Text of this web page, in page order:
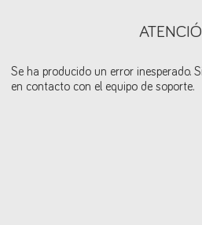
Se ha producido un error inesperado.
en contacto con el equipo de soporte.